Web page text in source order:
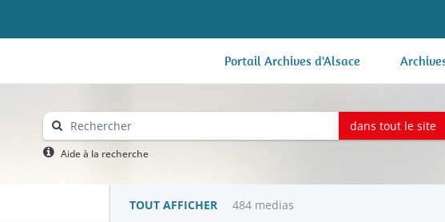
Portail Archives d'Alsace
dans tout le site
Aide à la recherche
TOUT AFFICHER 484 medias